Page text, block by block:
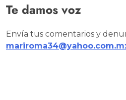
Te damos voz
Envía tus comentarios y